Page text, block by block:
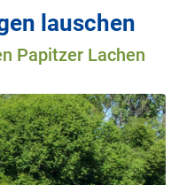
lauschen
Papitzer Lachen